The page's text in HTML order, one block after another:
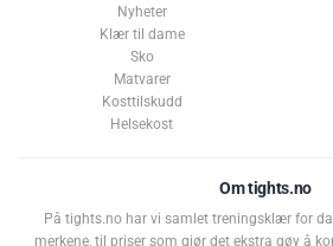
Nyheter
Klær til dame
Sko
Matvarer
Kosttilskudd
Helsekost
Om tights.no
På tights.no har vi samlet treningsklær for
merkene, til priser som gjør det ekstra gøy å